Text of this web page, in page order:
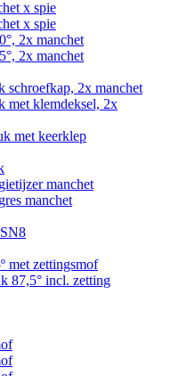
x spie
x spie
2x manchet
2x manchet
schroefkap, 2x manchet
met klemdeksel, 2x
met keerklep
manchet
manchet
met zettingsmof
87,5° incl. zetting